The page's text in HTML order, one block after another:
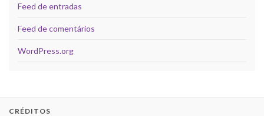
Feed de entradas
Feed de comentários
WordPress.org
CRÉDITOS